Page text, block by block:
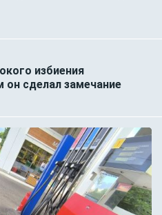
избиения
он сделал замечание